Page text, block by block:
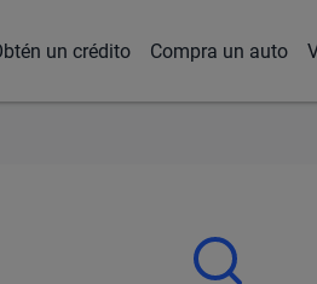
un crédito Compra un auto